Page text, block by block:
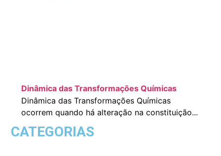
Dinâmica das Transformações Químicas
Dinâmica das Transformações Químicas
ocorrem quando há alteração na constituição...
CATEGORIAS